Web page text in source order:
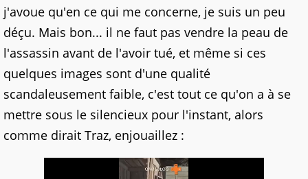
j'avoue qu'en ce qui me concerne, je suis un peu
déçu. Mais bon... il ne faut pas vendre la peau de
l'assassin avant de l'avoir tué, et même si ces
quelques images sont d'une qualité
scandaleusement faible, c'est tout ce qu'on a à se
mettre sous le silencieux pour l'instant, alors
comme dirait Traz, enjouaillez :